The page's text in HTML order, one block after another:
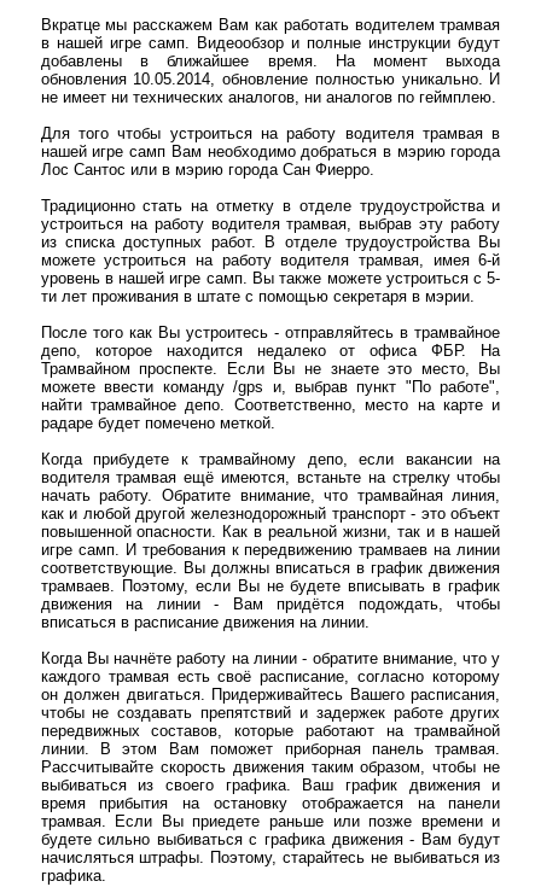
Вкратце мы расскажем Вам как работать водителем трамвая
в нашей игре самп. Видеообзор и полные инструкции будут
добавлены в ближайшее время. На момент выхода
обновления 10.05.2014, обновление полностью уникально. И
не имеет ни технических аналогов, ни аналогов по геймплею.
Для того чтобы устроиться на работу водителя трамвая в
нашей игре самп Вам необходимо добраться в мэрию города
Лос Сантос или в мэрию города Сан Фиерро.
Традиционно стать на отметку в отделе трудоустройства и
устроиться на работу водителя трамвая, выбрав эту работу
из списка доступных работ. В отделе трудоустройства Вы
можете устроиться на работу водителя трамвая, имея 6-й
уровень в нашей игре самп. Вы также можете устроиться с 5-
ти лет проживания в штате с помощью секретаря в мэрии.
После того как Вы устроитесь - отправляйтесь в трамвайное
депо, которое находится недалеко от офиса ФБР. На
Трамвайном проспекте. Если Вы не знаете это место, Вы
можете ввести команду /gps и, выбрав пункт "По работе",
найти трамвайное депо. Соответственно, место на карте и
радаре будет помечено меткой.
Когда прибудете к трамвайному депо, если вакансии на
водителя трамвая ещё имеются, встаньте на стрелку чтобы
начать работу. Обратите внимание, что трамвайная линия,
как и любой другой железнодорожный транспорт - это объект
повышенной опасности. Как в реальной жизни, так и в нашей
игре самп. И требования к передвижению трамваев на линии
соответствующие. Вы должны вписаться в график движения
трамваев. Поэтому, если Вы не будете вписывать в график
движения на линии - Вам придётся подождать, чтобы
вписаться в расписание движения на линии.
Когда Вы начнёте работу на линии - обратите внимание, что у
каждого трамвая есть своё расписание, согласно которому
он должен двигаться. Придерживайтесь Вашего расписания,
чтобы не создавать препятствий и задержек работе других
передвижных составов, которые работают на трамвайной
линии. В этом Вам поможет приборная панель трамвая.
Рассчитывайте скорость движения таким образом, чтобы не
выбиваться из своего графика. Ваш график движения и
время прибытия на остановку отображается на панели
трамвая. Если Вы приедете раньше или позже времени и
будете сильно выбиваться с графика движения - Вам будут
начисляться штрафы. Поэтому, старайтесь не выбиваться из
графика.